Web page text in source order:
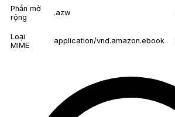
Phần mở
rộng
.azw
Loại
MIME
application/vnd.amazon.ebook